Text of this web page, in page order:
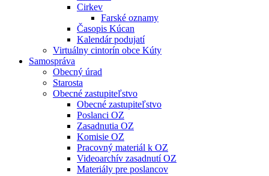
Cirkev
Farské oznamy
Časopis Kúcan
Kalendár podujatí
Virtuálny cintorín obce Kúty
Samospráva
Obecný úrad
Starosta
Obecné zastupiteľstvo
Obecné zastupiteľstvo
Poslanci OZ
Zasadnutia OZ
Komisie OZ
Pracovný materiál k OZ
Videoarchív zasadnutí OZ
Materiály pre poslancov